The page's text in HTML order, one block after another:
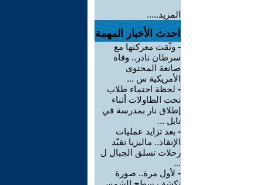
المزيد.....
احدث الأخبار المهمة
- وثّقت معركتها مع
سرطان نادر.. وفاة
صانعة المحتوى
الأمريكية س ...
- لحظة احتماء طلاب
تحت الطاولات أثناء
إطلاق نار بمدرسة في
تايل ...
- بعد تزايد عمليات
الإنقاذ.. ماليزيا تقيّد
رحلات تسلق الجبال ل
...
- لأول مرة.. صورة